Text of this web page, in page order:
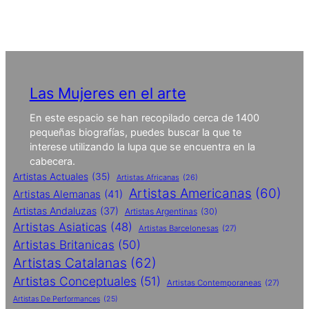
Las Mujeres en el arte
En este espacio se han recopilado cerca de 1400
pequeñas biografías, puedes buscar la que te
interese utilizando la lupa que se encuentra en la
cabecera.
Artistas Actuales (35) Artistas Africanas (26)
Artistas Alemanas (41) Artistas Americanas (60)
Artistas Andaluzas (37) Artistas Argentinas (30)
Artistas Asiaticas (48) Artistas Barcelonesas (27)
Artistas Britanicas (50)
Artistas Catalanas (62)
Artistas Conceptuales (51) Artistas Contemporaneas (27)
Artistas De Performances (25)